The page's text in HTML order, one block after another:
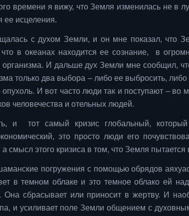
времени я вижу, что Земля изменилась не в
ее исцеления.
с духом Земли, и он мне показал, что
в океанах находится ее сознание, в
организма. И дальше дух Земли мне сообщил,
только два выбора – либо ее выбросить,
И вот часто люди так и поступают – во
человечества и отельных людей.
и тот самый кризис глобальный,
это просто люди его
смысл этого кризиса в том, что Земля пытается
погружения с помощью обрядов
в темном облаке и это темное облако ей
Она сбрасывает или приносит в жертву. И
и усиливает поле Земли общением с